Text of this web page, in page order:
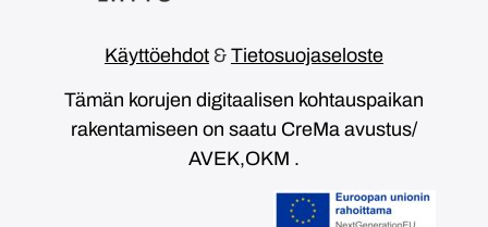
Käyttöehdot & Tietosuojaseloste
Tämän korujen digitaalisen kohtauspaikan
rakentamiseen on saatu CreMa avustus/
AVEK,OKM .